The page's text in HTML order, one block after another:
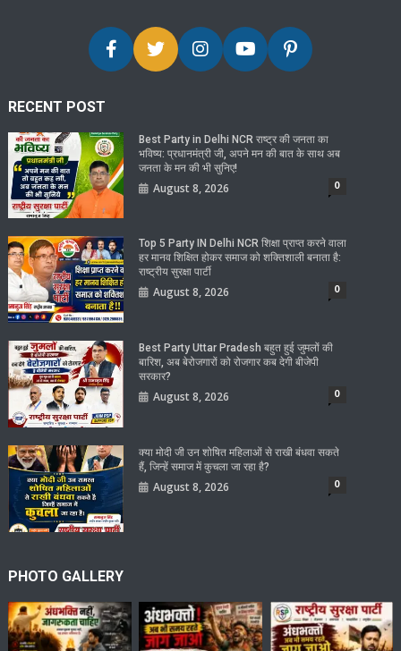
RECENT POST
Best Party in Delhi NCR राष्ट्र की जनता का
भविष्य: प्रधानमंत्री जी, अपने मन की बात के साथ अब
जनता के मन की भी सुनिए!
August 8, 2026 0
Top 5 Party IN Delhi NCR शिक्षा प्राप्त करने वाला
हर मानव शिक्षित होकर समाज को शक्तिशाली बनाता है:
राष्ट्रीय सुरक्षा पार्टी
August 8, 2026 0
Best Party Uttar Pradesh बहुत हुई जुमलों की
बारिश, अब बेरोजगारों को रोजगार कब देगी बीजेपी
सरकार?
August 8, 2026 0
क्या मोदी जी उन शोषित महिलाओं से राखी बंधवा सकते
हैं, जिन्हें समाज में कुचला जा रहा है?
August 8, 2026 0
PHOTO GALLERY